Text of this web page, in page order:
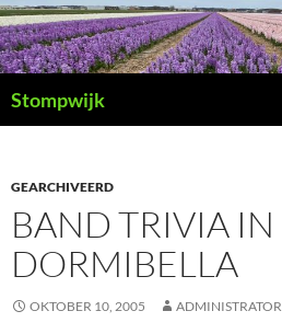
Ga
naar
de
inhoud
Stompwijk
GEARCHIVEERD
BAND TRIVIA IN
DORMIBELLA
OKTOBER 10, 2005 ADMINISTRATOR